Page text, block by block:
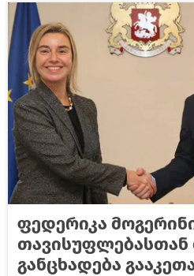
ფედერიკა
თავისუფლებასთან
განცხადება